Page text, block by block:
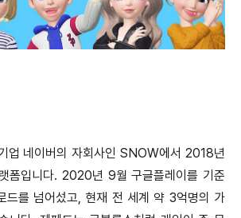
업 네이버의 자회사인 SNOW에서 2018년
폼입니다. 2020년 9월 구글플레이를 기준
를 넘어섰고, 현재 전 세계 약 3억명의 가